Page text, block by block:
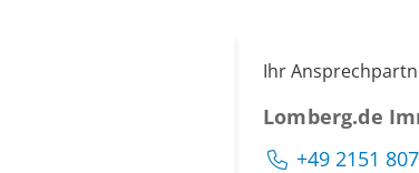
Ihr
Lomberg.de
+49 2151